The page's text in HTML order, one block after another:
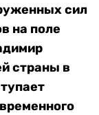
сил
на поле
страны в